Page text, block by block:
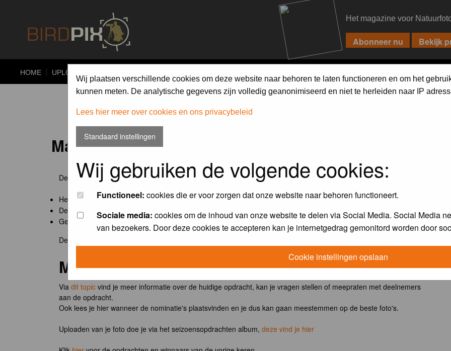
Het magazine voor
HOME UPLOAD
Wij plaatsen verschillende cookies om deze website naar behoren te laten functioneren en om het
kunnen meten. De analytische gegevens zijn volledig geanonimiseerd en niet te herleiden naar IP
Lees hier meer over cookies en ons privacybeleid
Standaard instellingen
Wij gebruiken de volgende cookies:
Functioneel: cookies die er voor zorgen dat onze website naar behoren functioneert.
Sociale media: cookies om de inhoud van onze website te delen via Social Media. Social Media
van bezoekers. Door deze cookies te accepteren kan je internetgedrag gemonitord worden door
Cookie instellingen opslaan
Maandopdracht 'lentekriebels'
De maandopdracht van Birdpix is een competitie voor en door de Birdpix fotografen community:
Het onderwerp van de opdracht wordt bepaald door de winnaar van de laatste maandopdracht
De community nomineert de winnaar.
Geregistreerde gebruikers van Birdpix kunnen onderdeze voorwaardendeelnemen.
De winnaar van de maandopdracht 'lentekriebels' ontvangt het boek
Meedoen?
Via dit topic vind je meer informatie over de huidige opdracht, kan je vragen stellen of meepraten met deelnemers
aan de opdracht.
Ook lees je hier wanneer de nominatie's plaatsvinden en je dus kan gaan meestemmen op de beste foto's.
Uploaden van je foto doe je via het seizoensopdrachten album, deze vind je hier